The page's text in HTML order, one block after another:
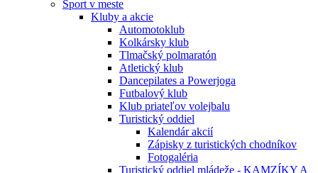
Šport v meste
Kluby a akcie
Automotoklub
Kolkársky klub
Tlmačský polmaratón
Atletický klub
Dancepilates a Powerjoga
Futbalový klub
Klub priateľov volejbalu
Turistický oddiel
Kalendár akcií
Zápisky z turistických chodníkov
Fotogaléria
Turistický oddiel mládeže - KAMZÍKY A